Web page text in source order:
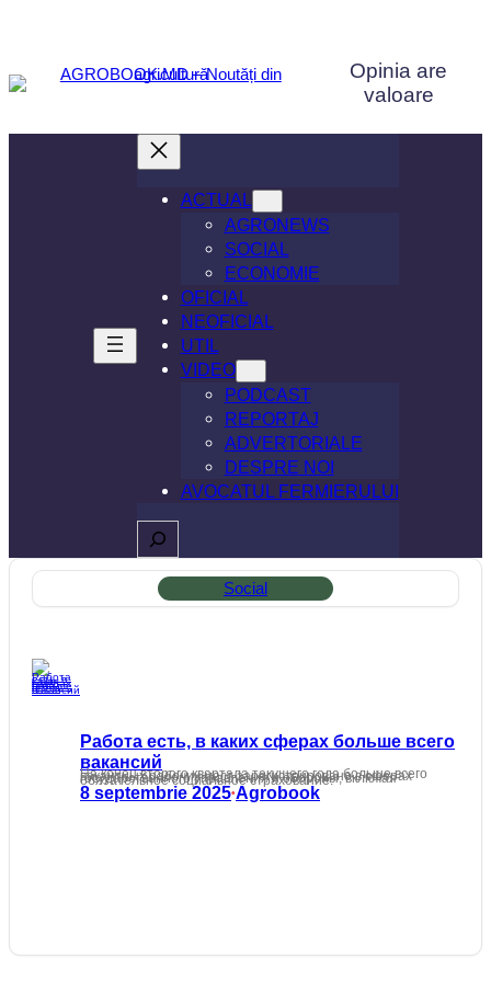
conținut
Opinia are
valoare
ACTUAL
AGRONEWS
SOCIAL
ECONOMIE
OFICIAL
NEOFICIAL
UTIL
VIDEO
PODCAST
REPORTAJ
ADVERTORIALE
DESPRE NOI
AVOCATUL FERMIERULUI
Caută
Social
Работа есть, в каких сферах больше всего
вакансий
На конец второго квартала текущего года больше всего вакантных рабочих мест зарегистрировано в сферах государственного управления и обороны, включая обязательное социальное страхование.
8 septembrie 2025•Agrobook